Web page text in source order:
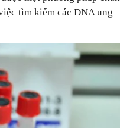
tìm kiếm các DNA ung